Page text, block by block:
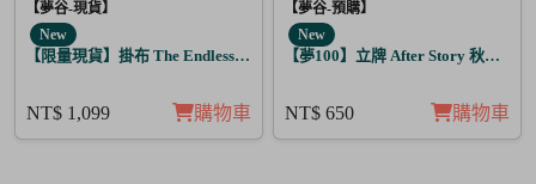
【夢谷-現貨】
New
【限量現貨】掛布 The Endless Sky 奧里恩
NT$ 1,099 購物車
【夢谷-預購】
New
【夢100】立牌 After Story 秋人 日覺
NT$ 650 購物車